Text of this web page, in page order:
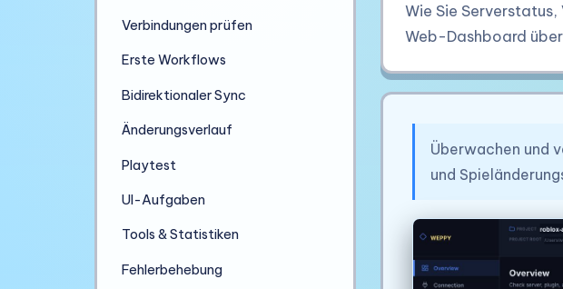
Verbindungen prüfen
Erste Workflows
Bidirektionaler Sync
Änderungsverlauf
Playtest
UI-Aufgaben
Tools & Statistiken
Fehlerbehebung
Wie Sie
Web-Dashboard
Überwachen und
und